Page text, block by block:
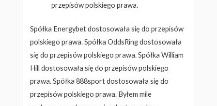
przepisów polskiego prawa.
Spółka Energybet dostosowała się do przepisów
polskiego prawa. Spółka OddsRing dostosowała
się do przepisów polskiego prawa. Spółka William
Hill dostosowała się do przepisów polskiego
prawa. Spółka 888sport dostosowała się do
przepisów polskiego prawa. Byłem mile